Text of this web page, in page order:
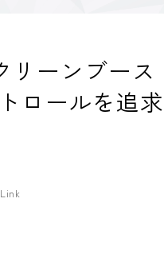
リーンブース
ロールを追